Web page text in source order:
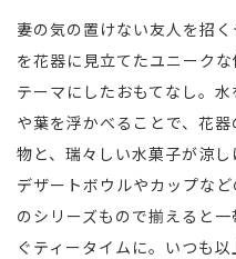
妻の気の置けない友人を招く
を花器に見立てたユニーク
テーマにしたおもてなし。
や葉を浮かべることで、花
物と、瑞々しい水菓子が涼
デザートボウルやカップな
のシリーズもので揃えると
ぐティータイムに。いつも